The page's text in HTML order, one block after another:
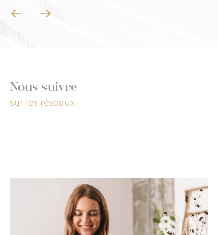
Nous suivre
sur les réseaux